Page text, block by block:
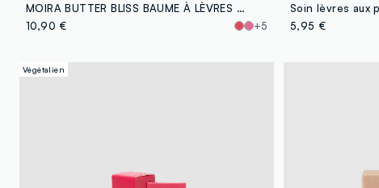
MOIRA BUTTER BLISS BAUME À LÈVRES 011 COTTON CANDY CUTIE BAUME À LÈVRES COLORÉ - maquillage coréen
10,90 €
+5
5,95 €
Végétalien